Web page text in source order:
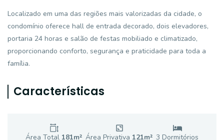
Localizado em uma das regiões mais valorizadas da cidade, o
condomínio oferece hall de entrada decorado, dois elevadores,
portaria 24 horas e salão de festas mobiliado e climatizado,
proporcionando conforto, segurança e praticidade para toda a
família.
Características
Área Total 181m² Área Privativa 121m² 3 Dormitórios